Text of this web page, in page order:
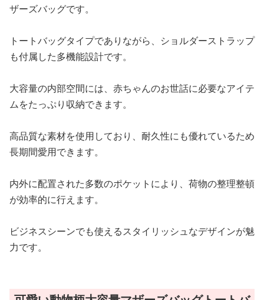
ザーズバッグです。
トートバッグタイプでありながら、ショルダーストラップ
も付属した多機能設計です。
大容量の内部空間には、赤ちゃんのお世話に必要なアイテ
ムをたっぷり収納できます。
高品質な素材を使用しており、耐久性にも優れているため
長期間愛用できます。
内外に配置された多数のポケットにより、荷物の整理整頓
が効率的に行えます。
ビジネスシーンでも使えるスタイリッシュなデザインが魅
力です。